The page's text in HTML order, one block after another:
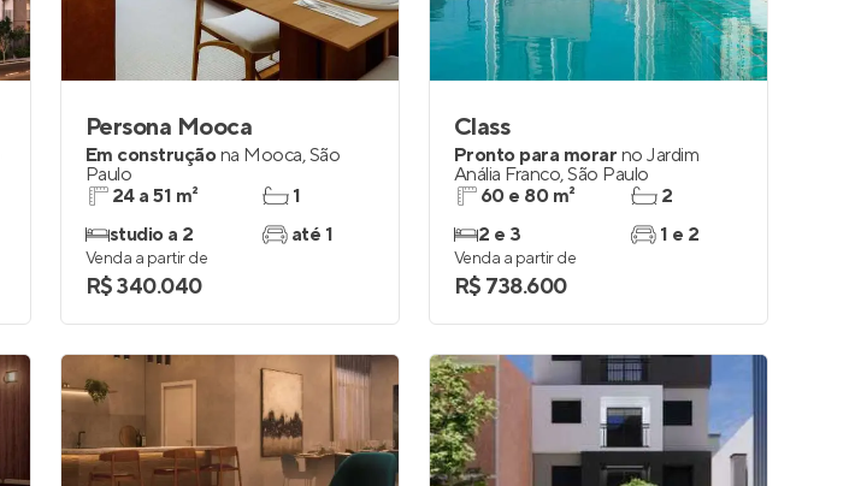
Persona Mooca
Em construçãona Mooca,São
Paulo
24 a 51 m²
studio a 2
1
até 1
Venda a partir de
R$ 340.040
Class
Pronto para morar no Jardim
Anália Franco,São Paulo
60 e 80 m²
2 e 3
2
1 e 2
Venda a partir de
R$ 738.600